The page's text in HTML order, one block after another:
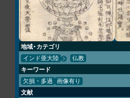
地域・カテゴリ
インド亜大陸 仏教
キーワード
欠損・多過 画像有り
文献